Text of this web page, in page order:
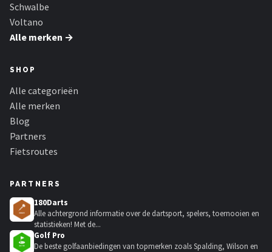
Schwalbe
Voltano
Alle merken →
SHOP
Alle categorieën
Alle merken
Blog
Partners
Fietsroutes
PARTNERS
180Darts
Alle achtergrond informatie over de dartsport, spelers, toernooien en
statistieken! Met de...
Golf Pro
De beste golfaanbiedingen van topmerken zoals Spalding, Wilson en